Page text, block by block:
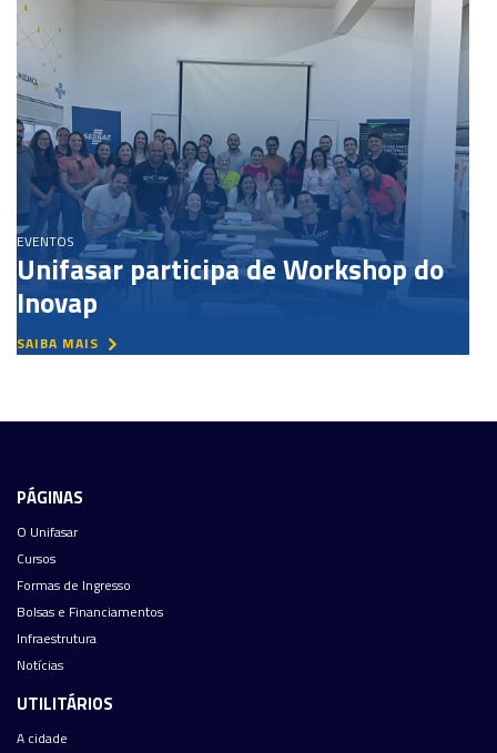
EVENTOS
Unifasar participa de Workshop do
Inovap
SAIBA MAIS
PÁGINAS
O Unifasar
Cursos
Formas de Ingresso
Bolsas e Financiamentos
Infraestrutura
Notícias
UTILITÁRIOS
A cidade